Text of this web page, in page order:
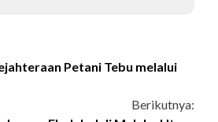
Petani Tebu melalui
Berikutnya: